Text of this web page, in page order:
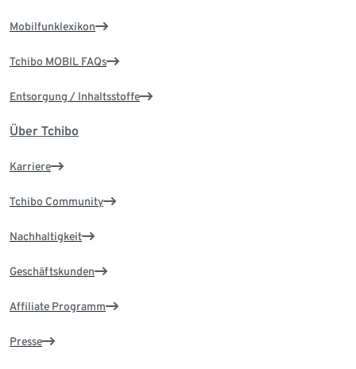
Mobilfunklexikon
Tchibo MOBIL FAQs
Entsorgung / Inhaltsstoffe
Über Tchibo
Karriere
Tchibo Community
Nachhaltigkeit
Geschäftskunden
Affiliate Programm
Presse